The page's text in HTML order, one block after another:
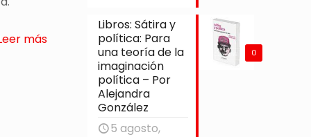
más
0
Libros: Sátira y
política: Para
una teoría de la
imaginación
política – Por
Alejandra
González
5 agosto,